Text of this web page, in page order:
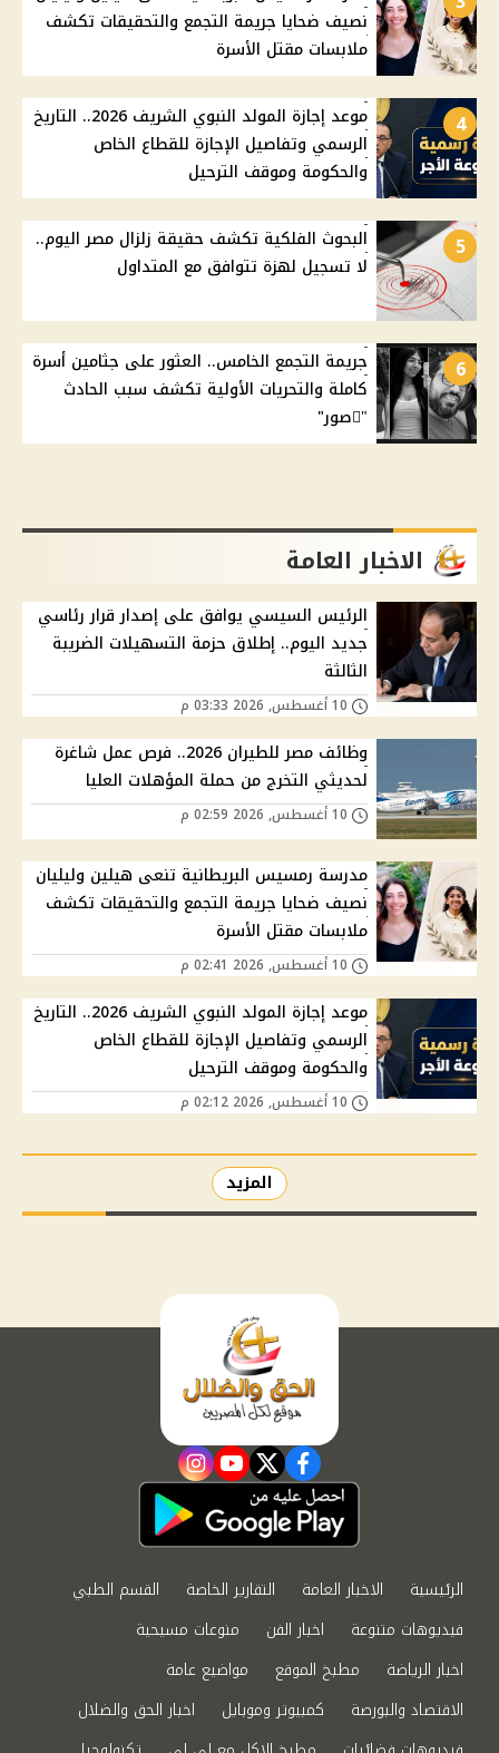
نصيف ضحايا جريمة التجمع والتحقيقات تكشف
ملابسات مقتل الأسرة
4
موعد إجازة المولد النبوي الشريف 2026.. التاريخ
الرسمي وتفاصيل الإجازة للقطاع الخاص
والحكومة وموقف الترحيل
5
البحوث الفلكية تكشف حقيقة زلزال مصر اليوم..
لا تسجيل لهزة تتوافق مع المتداول
6
جريمة التجمع الخامس.. العثور على جثامين أسرة
كاملة والتحريات الأولية تكشف سبب الحادث
"ًصور"
الاخبار العامة
الرئيس السيسي يوافق على إصدار قرار رئاسي
جديد اليوم.. إطلاق حزمة التسهيلات الضريبة
الثالثة
وظائف مصر للطيران 2026.. فرص عمل شاغرة
لحديثي التخرج من حملة المؤهلات العليا
مدرسة رمسيس البريطانية تنعى هيلين وليليان
نصيف ضحايا جريمة التجمع والتحقيقات تكشف
ملابسات مقتل الأسرة
موعد إجازة المولد النبوي الشريف 2026.. التاريخ
الرسمي وتفاصيل الإجازة للقطاع الخاص
والحكومة وموقف الترحيل
المزيد
facebook
twitter
youtube
instagram
الرئيسية الاخبار العامة التقارير الخاصة
القسم الطبي
فيديوهات متنوعة
اخبار الفن
منوعات مسيحية
اخبار الرياضة
مطبخ الموقع
مواضيع عامة
الاقتصاد والبورصة
كمبيوتر وموبايل
اخبار الحق والضلال